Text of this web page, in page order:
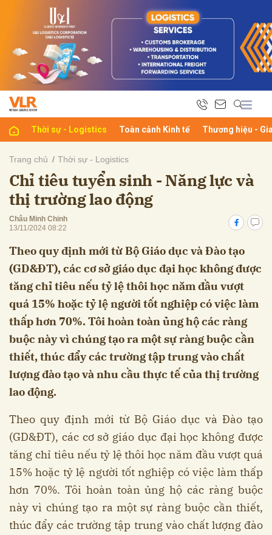
Thời sự - Logistics Toàn cảnh Kinh tế Thương hiệu -
Trang chủ Thời sự - Logistics
Chỉ tiêu tuyển sinh - Năng lực và
thị trường lao động
Châu Minh Chinh
13/11/2024 08:22
Theo quy định mới từ Bộ Giáo dục và Đào tạo
(GD&ĐT), các cơ sở giáo dục đại học không được
tăng chỉ tiêu nếu tỷ lệ thôi học năm đầu vượt
quá 15% hoặc tỷ lệ người tốt nghiệp có việc làm
thấp hơn 70%. Tôi hoàn toàn ủng hộ các ràng
buộc này vì chúng tạo ra một sự ràng buộc cần
thiết, thúc đẩy các trường tập trung vào chất
lượng đào tạo và nhu cầu thực tế của thị trường
lao động.
Theo quy định mới từ Bộ Giáo dục và Đào tạo
(GD&ĐT), các cơ sở giáo dục đại học không được
tăng chỉ tiêu nếu tỷ lệ thôi học năm đầu vượt quá
15% hoặc tỷ lệ người tốt nghiệp có việc làm thấp
hơn 70%. Tôi hoàn toàn ủng hộ các ràng buộc
này vì chúng tạo ra một sự ràng buộc cần thiết,
thúc đẩy các trường tập trung vào chất lượng đào
luận
Hủy